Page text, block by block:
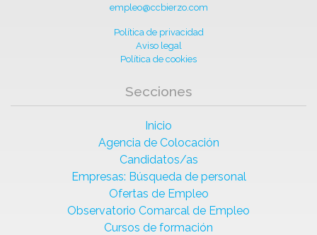
empleo@ccbierzo.com
Política de privacidad
Aviso legal
Política de cookies
Secciones
Inicio
Agencia de Colocación
Candidatos/as
Empresas: Búsqueda de personal
Ofertas de Empleo
Observatorio Comarcal de Empleo
Cursos de formación